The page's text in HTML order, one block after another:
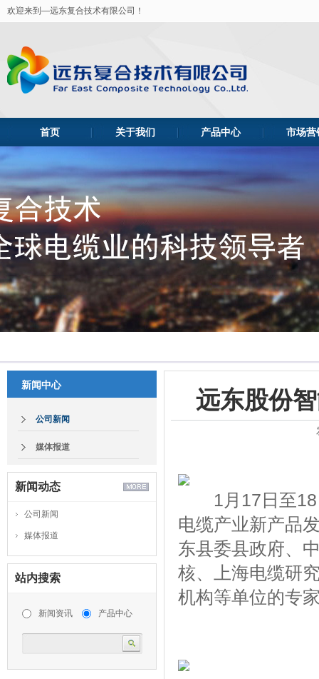
欢迎来到—远东复合技术有限公司！
首页 关于我们 产品中心 市场营
新闻中心
公司新闻
媒体报道
新闻动态
公司新闻
媒体报道
站内搜索
新闻资讯 产品中心
远东股份
1月17日至18
电缆产业新产品
东县委县政府、
核、上海电缆研
机构等单位的专